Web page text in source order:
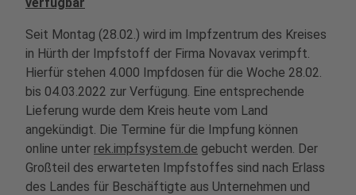
Seit Montag (28.02.) wird im Impfzentrum des Kreises
in Hürth der Impfstoff der Firma Novavax verimpft.
Hierfür stehen 4.000 Impfdosen für die Woche 28.02.
bis 04.03.2022 zur Verfügung. Eine entsprechende
Lieferung wurde dem Kreis heute vom Land
angekündigt. Die Termine für die Impfung können
online unter rek.impfsystem.de gebucht werden. Der
Großteil des erwarteten Impfstoffes sind nach Erlass
des Landes für Beschäftigte aus Unternehmen und